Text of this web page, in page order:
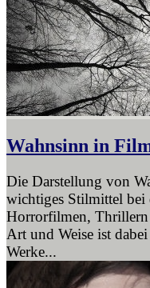
Wahnsinn in
Die Darstellung von
wichtiges Stilmittel bei
Horrorfilmen,
Art und Weise ist
Werke...